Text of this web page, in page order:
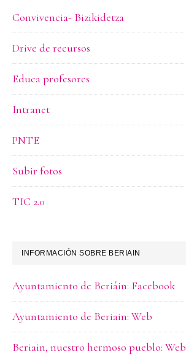
Convivencia- Bizikidetza
Drive de recursos
Educa profesores
Intranet
PNTE
Subir fotos
TIC 2.0
INFORMACIÓN SOBRE BERIAIN
Ayuntamiento de Beriáin: Facebook
Ayuntamiento de Beriain: Web
Beriain, nuestro hermoso pueblo: Web